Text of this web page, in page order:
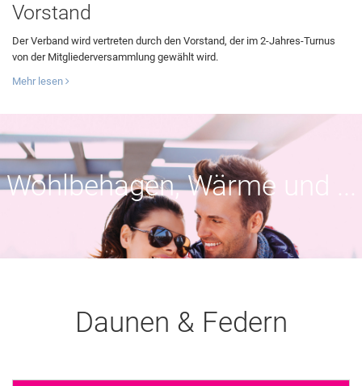
Vorstand
Der Verband wird vertreten durch den Vorstand, der im 2-Jahres-Turnus
von der Mitgliederversammlung gewählt wird.
Mehr lesen
Wohlbehagen, Wärme und ...
Daunen & Federn